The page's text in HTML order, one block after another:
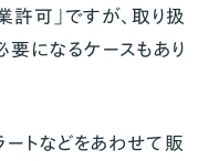
可」ですが、取り扱
になるケースもあり
ートなどをあわせて販